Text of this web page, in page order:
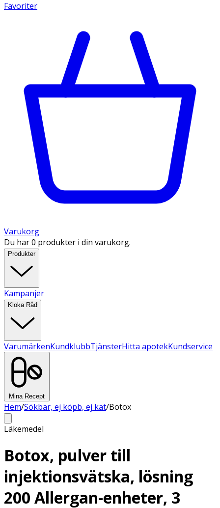
Favoriter
Varukorg
Du har 0 produkter i din varukorg.
Produkter
Kampanjer
Kloka Råd
VarumärkenKundklubbTjänsterHitta apotekKundservice
Mina Recept
Hem/Sökbar, ej köpb, ej kat/Botox
Läkemedel
Botox, pulver till
injektionsvätska, lösning
200 Allergan-enheter, 3